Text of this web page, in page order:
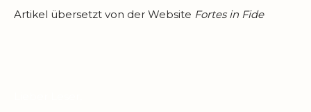
Artikel übersetzt von der Website Fortes in Fide